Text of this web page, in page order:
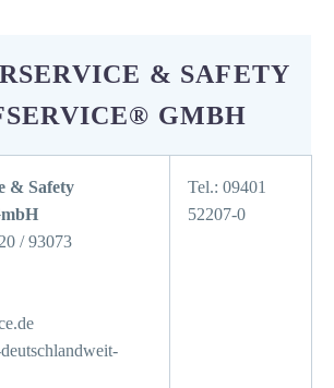
& SAFETY
GMBH
& Safety
/ 93073
Tel.: 09401
52207-0